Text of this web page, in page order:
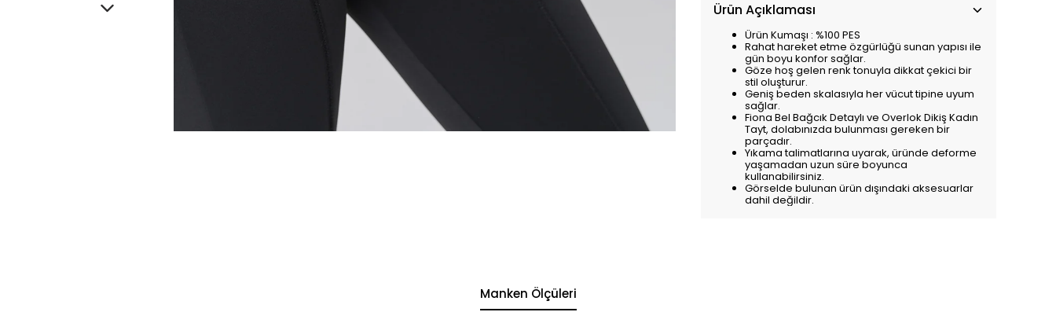
Ürün Açıklaması
Ürün Kumaşı : %100 PES
Rahat hareket etme özgürlüğü sunan yapısı ile
gün boyu konfor sağlar.
Göze hoş gelen renk tonuyla dikkat çekici bir
stil oluşturur.
Geniş beden skalasıyla her vücut tipine uyum
sağlar.
Fiona Bel Bağcık Detaylı ve Overlok Dikiş Kadın
Tayt, dolabınızda bulunması gereken bir
parçadır.
Yıkama talimatlarına uyarak, üründe deforme
yaşamadan uzun süre boyunca
kullanabilirsiniz.
Görselde bulunan ürün dışındaki aksesuarlar
dahil değildir.
Manken Ölçüleri